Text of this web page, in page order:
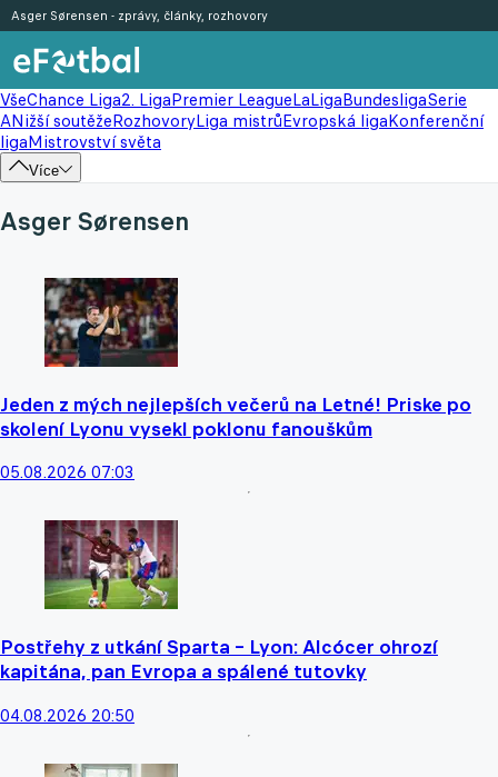
VšeChance Liga2. LigaPremier LeagueLaLigaBundesligaSerie
ANižší soutěžeRozhovoryLiga mistrůEvropská ligaKonferenční
ligaMistrovství světa
Více
Asger Sørensen - zprávy, články, rozhovory
Asger Sørensen
Jeden z mých nejlepších večerů na Letné! Priske po
skolení Lyonu vysekl poklonu fanouškům
05.08.2026 07:03
Postřehy z utkání Sparta – Lyon: Alcócer ohrozí
kapitána, pan Evropa a spálené tutovky
04.08.2026 20:50